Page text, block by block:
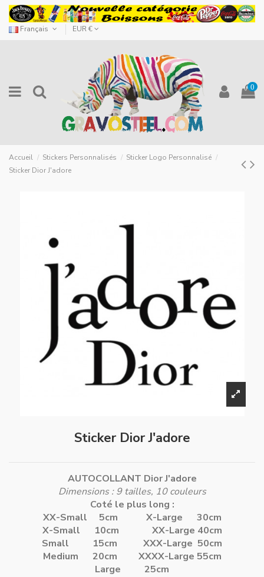
Français EUR €
0
Accueil Stickers Personnalisés
Sticker Logo Personnalisé
Sticker Dior J'adore
Sticker Dior J'adore
AUTOCOLLANT Dior J'adore
Dimensions : 9 tailles, 10 couleurs
Coté le plus long :
XX-Small 5cm X-Large 30cm
X-Small 10cm XX-Large 40cm
Small 15cm XXX-Large 50cm
Medium 20cm XXXX-Large 55cm
Large 25cm